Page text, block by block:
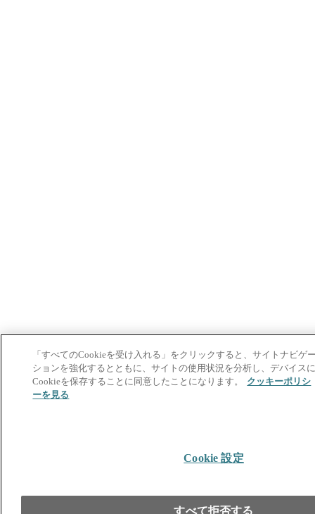
「すべてのCookieを受け入れる」をクリックすると、サイトナビゲ
ションを強化するとともに、サイトの使用状況を分析し、デバイス
Cookieを保存することに同意したことになります。
クッキーポリシ
ーを見る
Cookie 設定
すべて拒否する